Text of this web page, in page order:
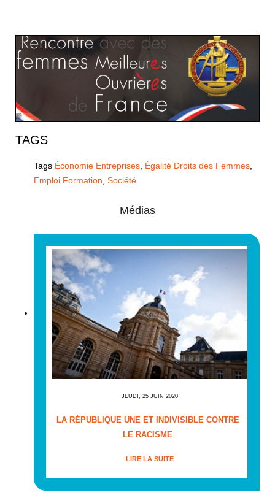
TAGS
Tags Économie Entreprises Égalité Droits des Femmes
Emploi Formation Société
Médias
JEUDI, 25 JUIN 2020
LA RÉPUBLIQUE UNE ET INDIVISIBLE CONTRE
LE RACISME
LIRE LA SUITE